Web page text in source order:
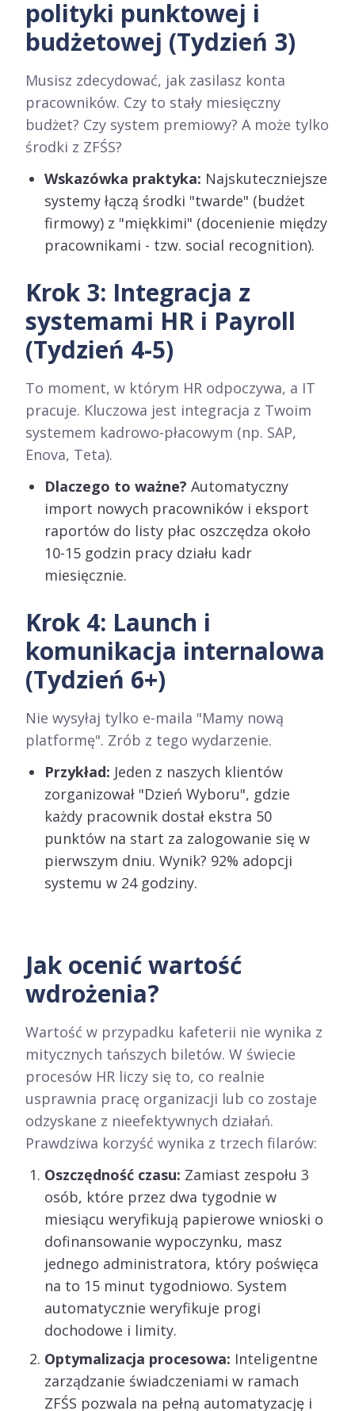
polityki punktowej i
budżetowej (Tydzień 3)
Musisz zdecydować, jak zasilasz konta
pracowników. Czy to stały miesięczny
budżet? Czy system premiowy? A może tylko
środki z ZFŚS?
Wskazówka praktyka: Najskuteczniejsze
systemy łączą środki "twarde" (budżet
firmowy) z "miękkimi" (docenienie między
pracownikami - tzw. social recognition).
Krok 3: Integracja z
systemami HR i Payroll
(Tydzień 4-5)
To moment, w którym HR odpoczywa, a IT
pracuje. Kluczowa jest integracja z Twoim
systemem kadrowo-płacowym (np. SAP,
Enova, Teta).
Dlaczego to ważne? Automatyczny
import nowych pracowników i eksport
raportów do listy płac oszczędza około
10-15 godzin pracy działu kadr
miesięcznie.
Krok 4: Launch i
komunikacja internalowa
(Tydzień 6+)
Nie wysyłaj tylko e-maila "Mamy nową
platformę". Zrób z tego wydarzenie.
Przykład: Jeden z naszych klientów
zorganizował "Dzień Wyboru", gdzie
każdy pracownik dostał ekstra 50
punktów na start za zalogowanie się w
pierwszym dniu. Wynik? 92% adopcji
systemu w 24 godziny.
Jak ocenić wartość
wdrożenia?
Wartość w przypadku kafeterii nie wynika z
mitycznych tańszych biletów. W świecie
procesów HR liczy się to, co realnie
usprawnia pracę organizacji lub co zostaje
odzyskane z nieefektywnych działań.
Prawdziwa korzyść wynika z trzech filarów:
Oszczędność czasu: Zamiast zespołu 3
osób, które przez dwa tygodnie w
miesiącu weryfikują papierowe wnioski o
dofinansowanie wypoczynku, masz
jednego administratora, który poświęca
na to 15 minut tygodniowo. System
automatycznie weryfikuje progi
dochodowe i limity.
Optymalizacja procesowa: Inteligentne
zarządzanie świadczeniami w ramach
ZFŚS pozwala na pełną automatyzację i